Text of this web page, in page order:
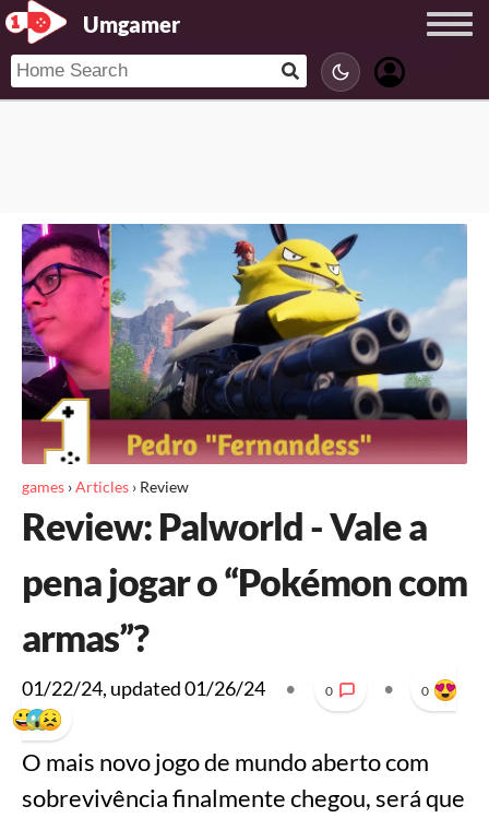
Umgamer
games ›Articles › Review
Review: Palworld - Vale a
pena jogar o “Pokémon com
armas”?
01/22/24, updated01/26/24 • 0 • 0
O mais novo jogo de mundo aberto com
sobrevivência finalmente chegou, será que